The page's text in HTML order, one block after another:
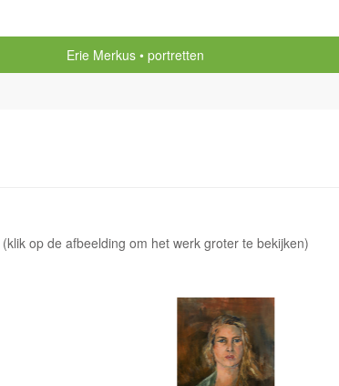
Erie Merkus
portretten
(klik op de afbeelding om het werk groter te bekijken)